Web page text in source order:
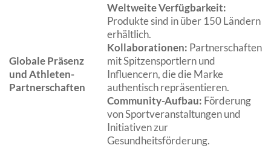
Globale Präsenz
und Athleten-
Partnerschaften
Weltweite Verfügbarkeit:
Produkte sind in über 150 Ländern
erhältlich.
Kollaborationen: Partnerschaften
mit Spitzensportlern und
Influencern, die die Marke
authentisch repräsentieren.
Community-Aufbau: Förderung
von Sportveranstaltungen und
Initiativen zur
Gesundheitsförderung.